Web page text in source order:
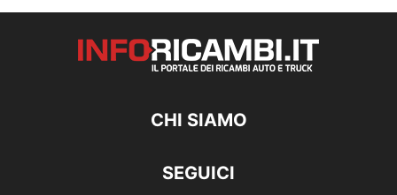
CHI SIAMO
SEGUICI